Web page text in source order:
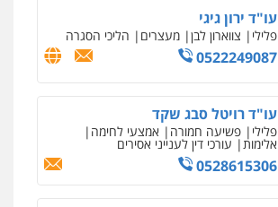
עו"ד ירון גיגי
פלילי צווארון לבן מעצרים הליכי הסגרה
0522249087
עו"ד רויטל סבג שקד
פלילי פשיעה חמורה אמצעי לחימה
אלימות עורכי דין לענייני אסירים
0528615306